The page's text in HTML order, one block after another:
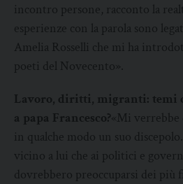
incontro persone, racconto la
esperienze con la parola sono
Amelia Rosselli che mi ha
poeti del Novecento».
Lavoro, diritti, migranti: temi
a papa Francesco?«Mi verrebbe
in qualche modo un suo
vicino a lui che ai politici e
dovrebbero preoccuparsi dei più